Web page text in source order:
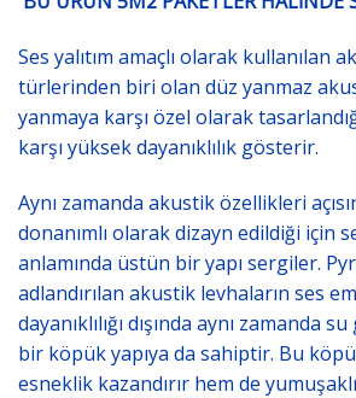
Ses yalıtım amaçlı olarak kullanılan
türlerinden biri olan düz yanmaz
yanmaya karşı özel olarak
karşı yüksek dayanıklılık gösterir.
Aynı zamanda akustik özellikleri
donanımlı olarak dizayn edildiği için
anlamında üstün bir yapı sergiler.
adlandırılan akustik levhaların ses
dayanıklılığı dışında aynı zamanda
bir köpük yapıya da sahiptir. Bu
esneklik kazandırır hem de